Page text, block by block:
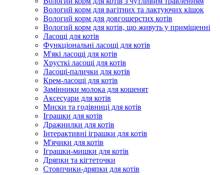
Вологий корм для вагітних та лактуючих кішок
Вологий корм для довгошерстих котів
Вологий корм для котів, що живуть у приміщенні
Ласощі для котів
Функціональні ласощі для котів
М'які ласощі для котів
Хрусткі ласощі для котів
Ласощі-палички для котів
Крем-ласощі для котів
Замінники молока для кошенят
Аксесуари для котів
Миски та годівниці для котів
Іграшки для котів
Дражнилки для котів
Інтерактивні іграшки для котів
М'ячики для котів
Іграшки-мишки для котів
Дряпки та кігтеточки
Стовпчики-дряпки для котів